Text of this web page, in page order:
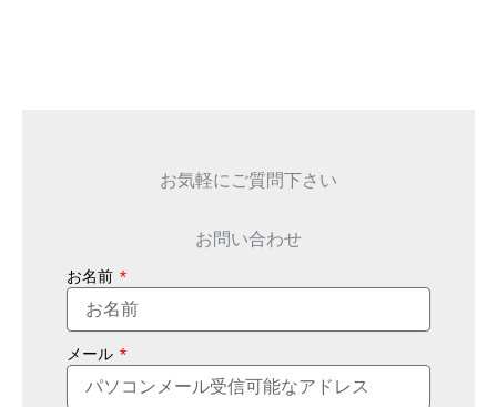
お気軽にご質問下さい
お問い合わせ
お名前
メール